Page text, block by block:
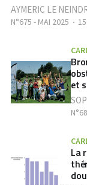
AYMERIC LE
N°675 - MAI 2025
et
La